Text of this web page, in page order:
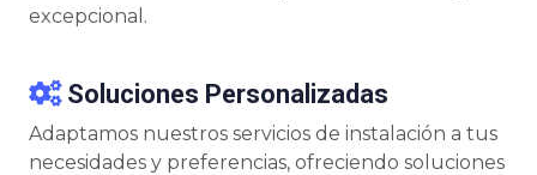
excepcional.
Soluciones Personalizadas
Adaptamos nuestros servicios de instalación a tus
necesidades y preferencias, ofreciendo soluciones